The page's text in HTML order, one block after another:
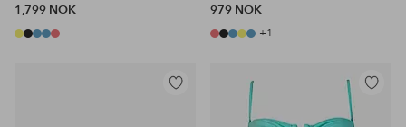
1,799 NOK
979 NOK
+1
Legg
Legg